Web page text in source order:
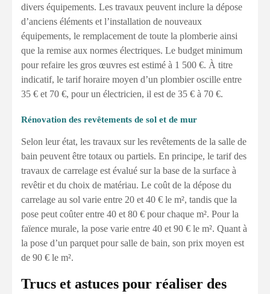
divers équipements. Les travaux peuvent inclure la dépose
d’anciens éléments et l’installation de nouveaux
équipements, le remplacement de toute la plomberie ainsi
que la remise aux normes électriques. Le budget minimum
pour refaire les gros œuvres est estimé à 1 500 €. À titre
indicatif, le tarif horaire moyen d’un plombier oscille entre
35 € et 70 €, pour un électricien, il est de 35 € à 70 €.
Rénovation des revêtements de sol et de mur
Selon leur état, les travaux sur les revêtements de la salle de
bain peuvent être totaux ou partiels. En principe, le tarif des
travaux de carrelage est évalué sur la base de la surface à
revêtir et du choix de matériau. Le coût de la dépose du
carrelage au sol varie entre 20 et 40 € le m², tandis que la
pose peut coûter entre 40 et 80 € pour chaque m². Pour la
faïence murale, la pose varie entre 40 et 90 € le m². Quant à
la pose d’un parquet pour salle de bain, son prix moyen est
de 90 € le m².
Trucs et astuces pour réaliser des